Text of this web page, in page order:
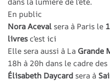
En public
Nora Aceval sera à Paris le
livresc’estici
Elle sera aussi à La Grande
18h à 20h dans le cadre des
Élisabeth Daycard sera à